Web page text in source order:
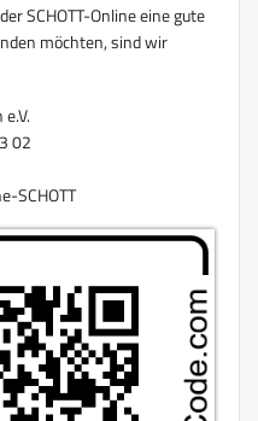
SCHOTT-Online eine gute
möchten, sind wir
02
SCHOTT